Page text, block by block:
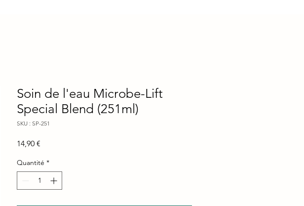
Soin de l'eau Microbe-Lift
Special Blend (251ml)
SKU : SP-251
14,90 €
Quantité *